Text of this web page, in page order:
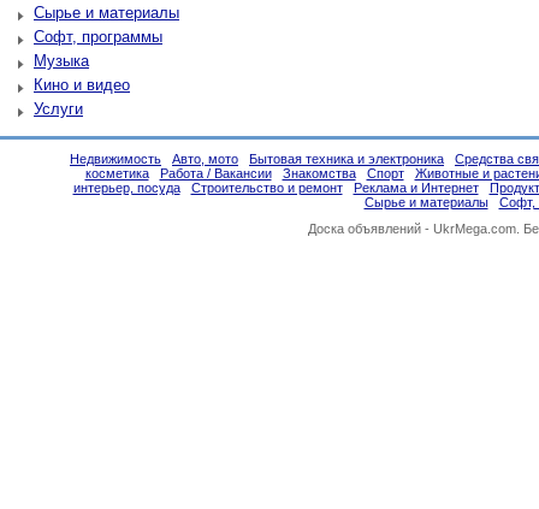
Сырье и материалы
Софт, программы
Музыка
Кино и видео
Услуги
Недвижимость Авто, мото Бытовая техника и электроника
Средства
косметика
Работа / Вакансии Знакомства Спорт
Животные и
интерьер, посуда
Строительство и ремонт Реклама и Интернет
Сырье и материалы
Софт,
Доска объявлений - UkrMega.com.